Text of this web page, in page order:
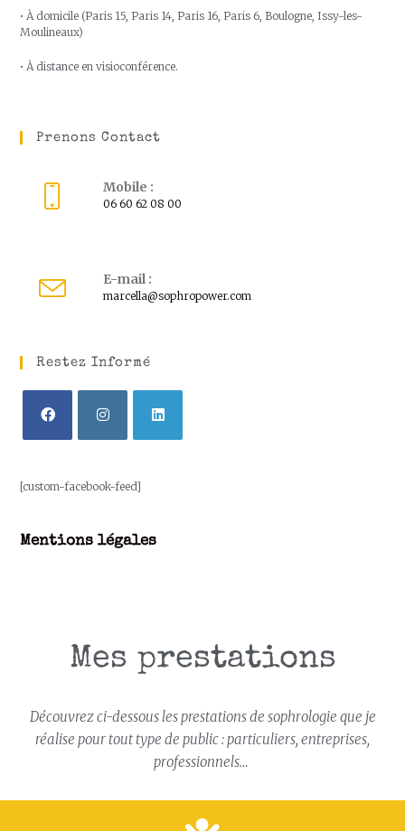
• À domicile (Paris 15, Paris 14, Paris 16, Paris 6, Boulogne, Issy-les-
Moulineaux)
• À distance en visioconférence.
Prenons Contact
Mobile :
06 60 62 08 00
E-mail :
marcella@sophropower.com
Restez Informé
[custom-facebook-feed]
Mentions légales
Mes prestations
Découvrez ci-dessous les prestations de sophrologie que je
réalise pour tout type de public : particuliers, entreprises,
professionnels…